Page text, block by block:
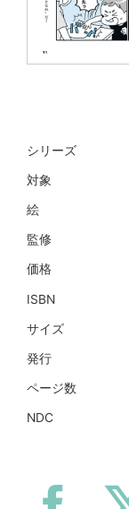
シリーズ
対象
絵
監修
価格
ISBN
サイズ
発行
ページ数
NDC